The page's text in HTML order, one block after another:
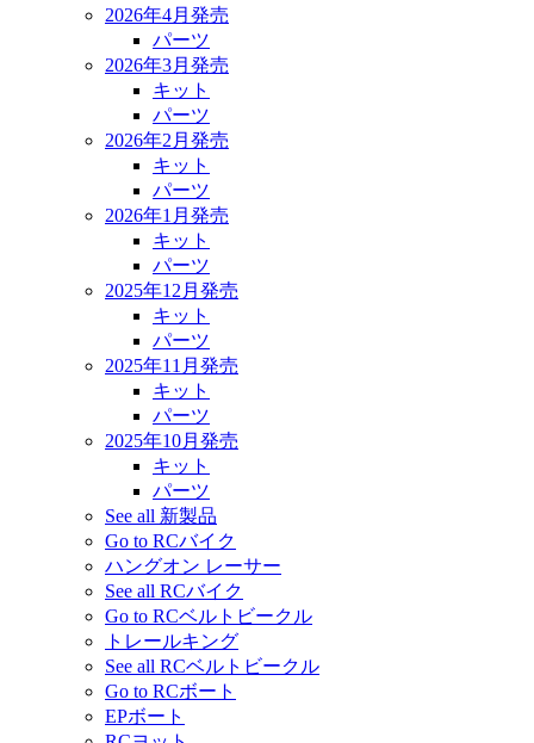
2026年4月発売
パーツ
2026年3月発売
キット
パーツ
2026年2月発売
キット
パーツ
2026年1月発売
キット
パーツ
2025年12月発売
キット
パーツ
2025年11月発売
キット
パーツ
2025年10月発売
キット
パーツ
See all 新製品
Go to RCバイク
ハングオン レーサー
See all RCバイク
Go to RCベルトビークル
トレールキング
See all RCベルトビークル
Go to RCボート
EPボート